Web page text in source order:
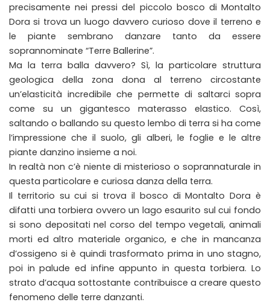
precisamente nei pressi del piccolo bosco di Montalto
Dora si trova un luogo davvero curioso dove il terreno e
le piante sembrano danzare tanto da essere
soprannominate “Terre Ballerine”.
Ma la terra balla davvero? Sì, la particolare struttura
geologica della zona dona al terreno circostante
un’elasticità incredibile che permette di saltarci sopra
come su un gigantesco materasso elastico. Così,
saltando o ballando su questo lembo di terra si ha come
l’impressione che il suolo, gli alberi, le foglie e le altre
piante danzino insieme a noi.
In realtà non c’è niente di misterioso o soprannaturale in
questa particolare e curiosa danza della terra.
Il territorio su cui si trova il bosco di Montalto Dora è
difatti una torbiera ovvero un lago esaurito sul cui fondo
si sono depositati nel corso del tempo vegetali, animali
morti ed altro materiale organico, e che in mancanza
d’ossigeno si è quindi trasformato prima in uno stagno,
poi in palude ed infine appunto in questa torbiera. Lo
strato d’acqua sottostante contribuisce a creare questo
fenomeno delle terre danzanti.